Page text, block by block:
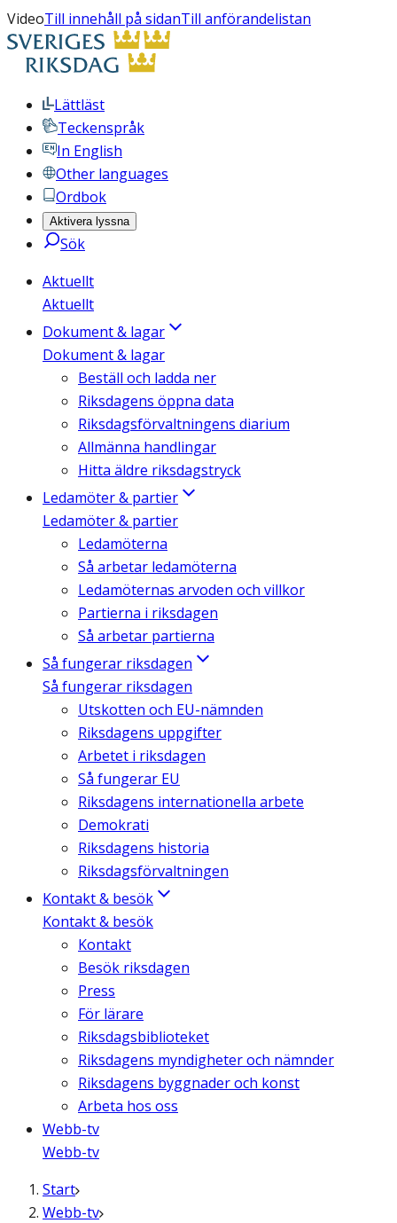
VideoTill innehåll på sidanTill anförandelistan
Lättläst
Teckenspråk
In English
Other languages
Ordbok
Aktivera lyssna
Sök
Aktuellt
Aktuellt
Dokument & lagar
Dokument & lagar
Beställ och ladda ner
Riksdagens öppna data
Riksdagsförvaltningens diarium
Allmänna handlingar
Hitta äldre riksdagstryck
Ledamöter & partier
Ledamöter & partier
Ledamöterna
Så arbetar ledamöterna
Ledamöternas arvoden och villkor
Partierna i riksdagen
Så arbetar partierna
Så fungerar riksdagen
Så fungerar riksdagen
Utskotten och EU-nämnden
Riksdagens uppgifter
Arbetet i riksdagen
Så fungerar EU
Riksdagens internationella arbete
Demokrati
Riksdagens historia
Riksdagsförvaltningen
Kontakt & besök
Kontakt & besök
Kontakt
Besök riksdagen
Press
För lärare
Riksdagsbiblioteket
Riksdagens myndigheter och nämnder
Riksdagens byggnader och konst
Arbeta hos oss
Webb-tv
Webb-tv
Start
Webb-tv